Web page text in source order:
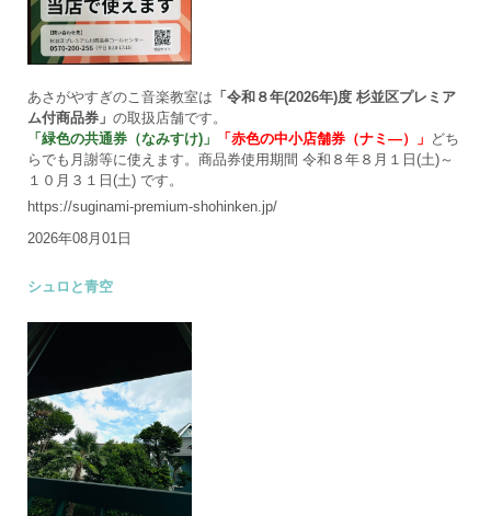
あさがやすぎのこ音楽教室は 「令和８年(2026年)度 杉並区プレミア
ム付商品券」 の取扱店舗です。
「緑色の共通券（なみすけ)」
「赤色の中小店舗券（ナミ―）」 どち
らでも月謝等に使えます。商品券使用期間 令和８年８月１日(土)～
１０月３１日(土) です。
https://suginami-premium-shohinken.jp/
2026年08月01日
シュロと青空